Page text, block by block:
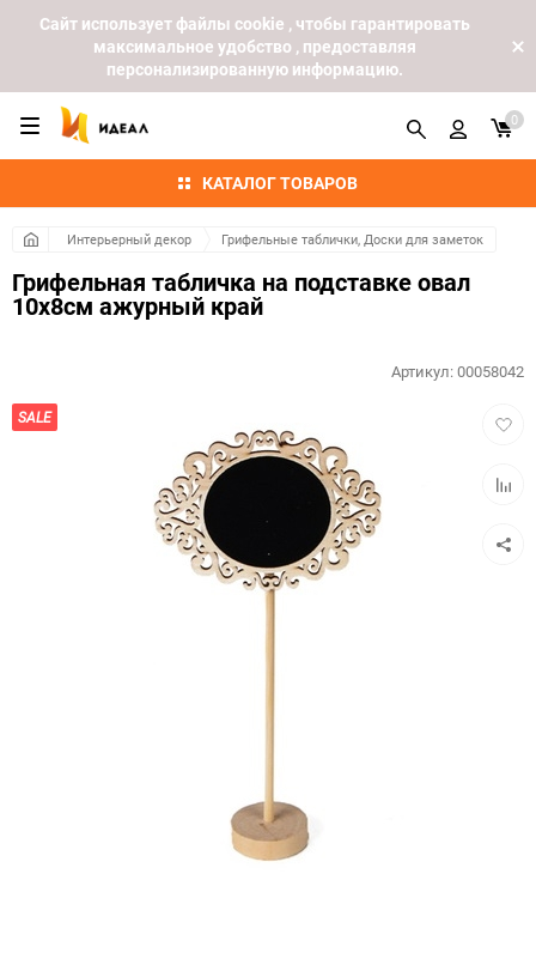
Cайт использует файлы cookie , чтобы гарантировать
максимальное удобство , предоставляя
персонализированную информацию.
КАТАЛОГ ТОВАРОВ
0
Интерьерный декор Грифельные таблички, Доски для заметок
Грифельная табличка на подставке овал
10x8см ажурный край
SALE
Артикул:00058042